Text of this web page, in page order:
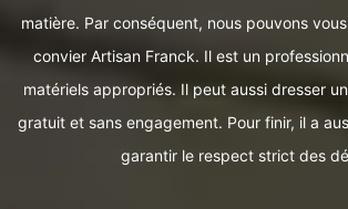
matière. Par conséquent, nous pouvons
convier Artisan Franck. Il est un
matériels appropriés. Il peut aussi dresser
gratuit et sans engagement. Pour finir, il a
garantir le respect strict des